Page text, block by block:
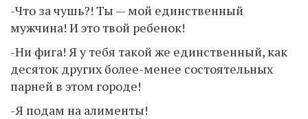
-Что за чушь?! Ты — мой единственный
мужчина! И это твой ребенок!
-Ни фига! Я у тебя такой же единственный, как
десяток других более-менее состоятельных
парней в этом городе!
-Я подам на алименты!